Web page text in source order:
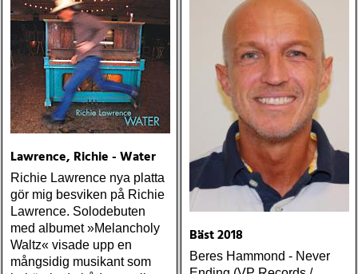
Lawrence, Richie - Water
Richie Lawrence nya platta
gör mig besviken på Richie
Lawrence. Solodebuten
med albumet »Melancholy
Waltz« visade upp en
mångsidig musikant som
Bäst 2018
Beres Hammond - Never